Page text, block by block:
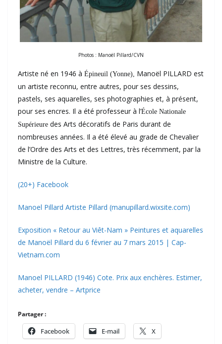
Photos : Manoël Pillard/CVN
Artiste né en 1946 à Épineuil (Yonne), Manoël PILLARD est
un artiste reconnu, entre autres, pour ses dessins,
pastels, ses aquarelles, ses photographies et, à présent,
pour ses encres. Il a été professeur à l’École Nationale
Supérieure des Arts décoratifs de Paris durant de
nombreuses années. Il a été élevé au grade de Chevalier
de l’Ordre des Arts et des Lettres, très récemment, par la
Ministre de la Culture.
(20+) Facebook
Manoel Pillard Artiste Pillard (manupillard.wixsite.com)
Exposition « Retour au Viêt-Nam » Peintures et aquarelles
de Manoël Pillard du 6 février au 7 mars 2015 | Cap-
Vietnam.com
Manoel PILLARD (1946) Cote. Prix aux enchères. Estimer,
acheter, vendre – Artprice
Partager :
Facebook E-mail X